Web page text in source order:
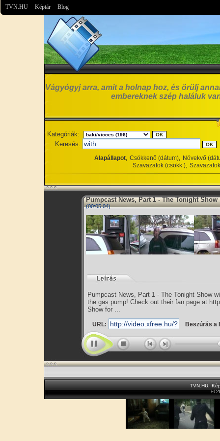
TVN.HU Képtár Blog
Vágyógyj arra, amit a holnap hoz, és örülj
embereknek szép haláluk
Kategóriák:
Keresés:
Alapállapot, Csökkenő (dátum), Növekvő
Szavazatok (csökk.),
Pumpcast News, Part 1 - The Tonight Show
(00:05:04)
Pumpcast News, Part 1 - The Tonight Show
the gas pump! Check out their fan page at
Show for ...
URL: Beszúrás a
TVN.HU
©